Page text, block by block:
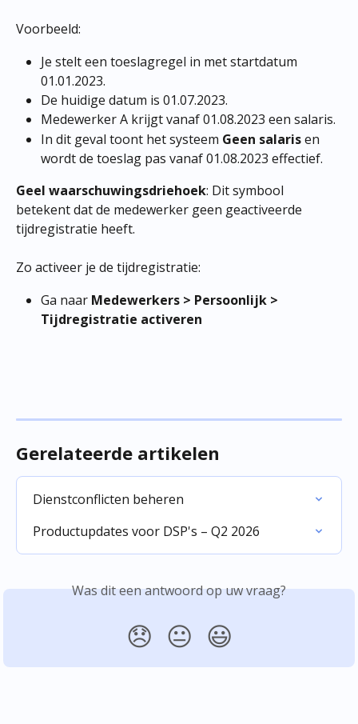
Voorbeeld:
Je stelt een toeslagregel in met startdatum
01.01.2023.
De huidige datum is 01.07.2023.
Medewerker A krijgt vanaf 01.08.2023 een salaris.
In dit geval toont het systeem Geen salaris en
wordt de toeslag pas vanaf 01.08.2023 effectief.
Geel waarschuwingsdriehoek: Dit symbool
betekent dat de medewerker geen geactiveerde
tijdregistratie heeft.
Zo activeer je de tijdregistratie:
Ga naar Medewerkers > Persoonlijk >
Tijdregistratie activeren
Gerelateerde artikelen
Dienstconflicten beheren
Productupdates voor DSP's – Q2 2026
Was dit een antwoord op uw vraag?
😞 😐 😃